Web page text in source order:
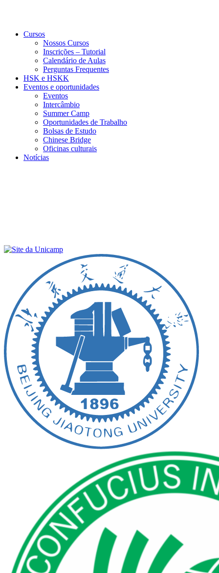
Cursos
Nossos Cursos
Inscrições – Tutorial
Calendário de Aulas
Perguntas Frequentes
HSK e HSKK
Eventos e oportunidades
Eventos
Intercâmbio
Summer Camp
Oportunidades de Trabalho
Bolsas de Estudo
Chinese Bridge
Oficinas culturais
Notícias